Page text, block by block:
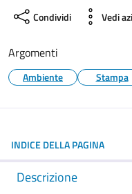
Condividi Vedi
Argomenti
Ambiente Stampa
INDICE DELLA PAGINA
Descrizione